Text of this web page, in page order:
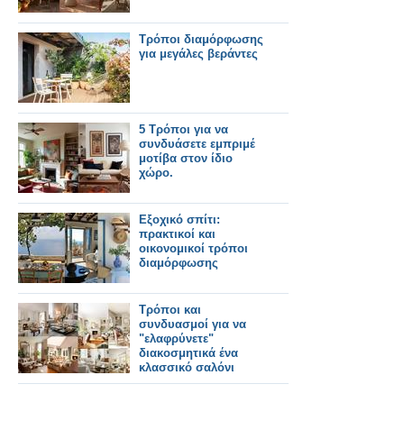
Τρόποι διαμόρφωσης
για μεγάλες βεράντες
5 Τρόποι για να
συνδυάσετε εμπριμέ
μοτίβα στον ίδιο
χώρο.
Εξοχικό σπίτι:
πρακτικοί και
οικονομικοί τρόποι
διαμόρφωσης
Τρόποι και
συνδυασμοί για να
"ελαφρύνετε"
διακοσμητικά ένα
κλασσικό σαλόνι